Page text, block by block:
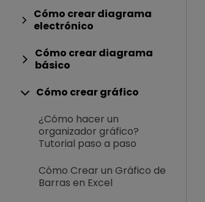
Cómo crear diagrama
electrónico
Cómo crear diagrama
básico
Cómo crear gráfico
¿Cómo hacer un
organizador gráfico?
Tutorial paso a paso
Cómo Crear un Gráfico de
Barras en Excel